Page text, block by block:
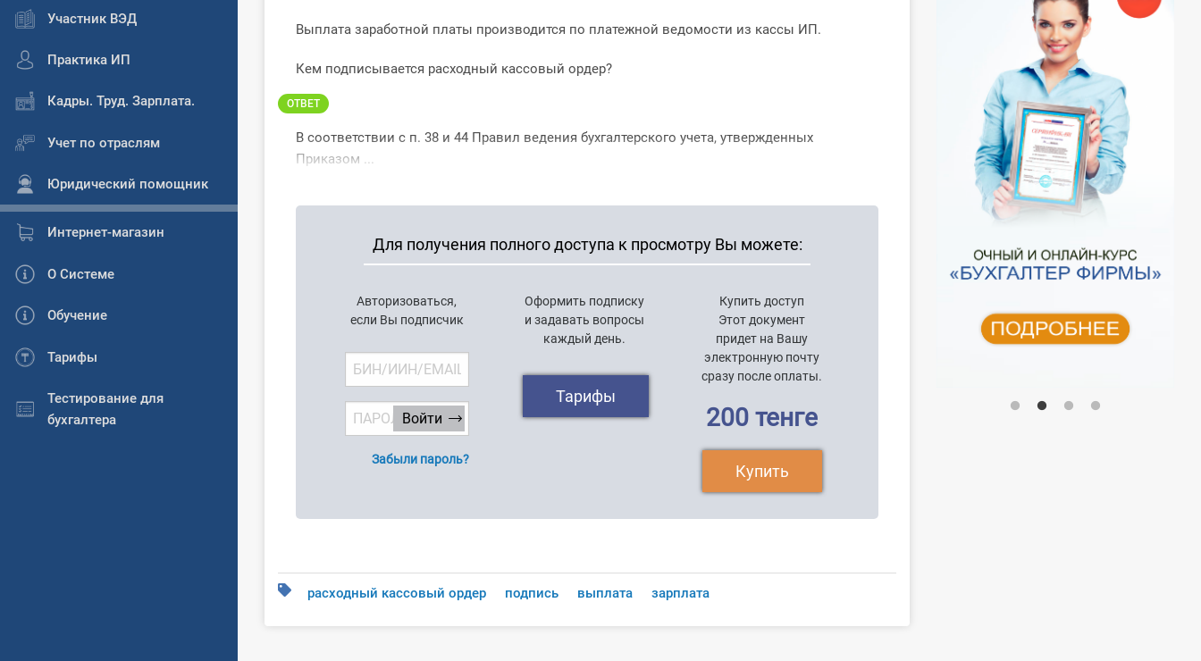
Участник ВЭД
Практика ИП
Кадры. Труд. Зарплата.
Учет по отраслям
Юридический помощник
Интернет-магазин
О Системе
Обучение
Тарифы
Тестирование для
бухгалтера
Выплата заработной платы производится по платежной ведомости из кассы ИП.
Кем подписывается расходный кассовый ордер?
ОТВЕТ
В соответствии с п. 38 и 44 Правил ведения бухгалтерского учета, утвержденных
Приказом ...
Для получения полного доступа к просмотру Вы можете:
Авторизоваться,
если Вы подписчик
Забыли пароль?
Оформить подписку
и задавать вопросы
каждый день.
Тарифы
Купить доступ
Этот документ
придет на Вашу
электронную почту
сразу после оплаты.
200 тенге
Купить
расходный кассовый ордер подпись выплата зарплата